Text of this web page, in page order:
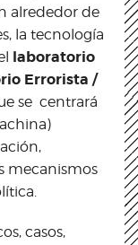
alrededor de
la tecnología
laboratorio
Errorista /
se centrará
mecanismos
casos,